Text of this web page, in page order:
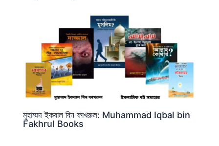
মুহাম্মদ ইকবাল বিন ফাখরুল: Muhammad Iqbal bin
Fakhrul Books